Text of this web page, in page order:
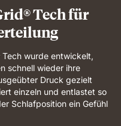
Tech für
Tech wurde entwickelt,
schnell wieder ihre
Druck gezielt
einzeln und entlastet so
Schlafposition ein Gefühl